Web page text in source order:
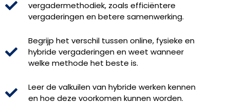
vergadermethodiek, zoals efficiëntere
vergaderingen en betere samenwerking.
Begrijp het verschil tussen online, fysieke en
hybride vergaderingen en weet wanneer
welke methode het beste is.
Leer de valkuilen van hybride werken kennen
en hoe deze voorkomen kunnen worden.